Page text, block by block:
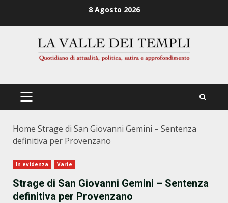
8 Agosto 2026
PRIMÄRES
Home Strage di San Giovanni Gemini – Sentenza
definitiva per Provenzano
In evidenza Varie
Strage di San Giovanni Gemini – Sentenza
definitiva per Provenzano